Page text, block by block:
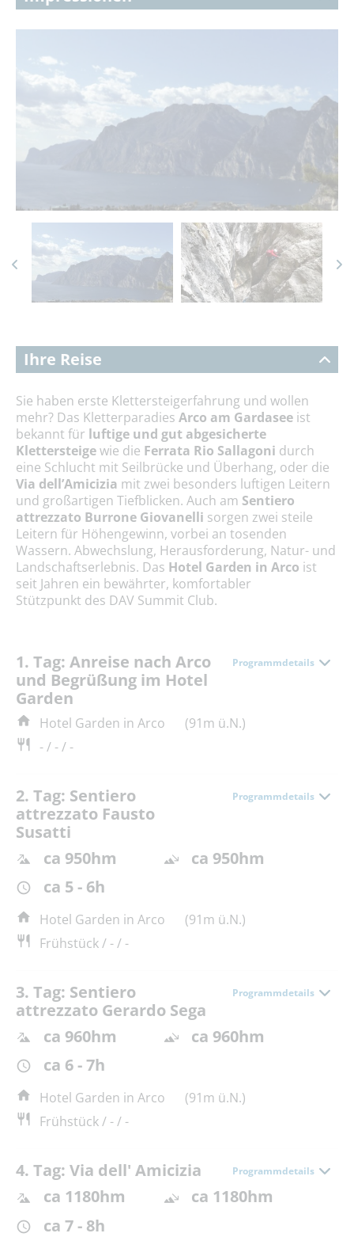
Ihre Reise
Sie haben erste Klettersteigerfahrung und wollen
mehr? Das Kletterparadies Arco am Gardasee ist
bekannt für luftige und gut abgesicherte
Klettersteigewie die Ferrata Rio Sallagoni durch
eine Schlucht mit Seilbrücke und Überhang, oder die
Via dell’Amicizia mit zwei besonders luftigen Leitern
und großartigen Tiefblicken. Auch am Sentiero
attrezzato Burrone Giovanelli sorgen zwei steile
Leitern für Höhengewinn, vorbei an tosenden
Wassern. Abwechslung, Herausforderung, Natur- und
Landschaftserlebnis. Das Hotel Garden in Arco ist
seit Jahren ein bewährter, komfortabler
Stützpunkt des DAV Summit Club.
1. Tag: Anreise nach Arco
und Begrüßung im Hotel
Garden
Programmdetails
Hotel Garden in Arco
(91m ü.N.)
- / - / -
2. Tag: Sentiero
attrezzato Fausto
Susatti
Programmdetails
ca 950hm
ca 950hm
ca 5 - 6h
Hotel Garden in Arco
(91m ü.N.)
Frühstück / - / -
3. Tag: Sentiero
attrezzato Gerardo Sega
Programmdetails
ca 960hm
ca 960hm
ca 6 - 7h
Hotel Garden in Arco
(91m ü.N.)
Frühstück / - / -
4. Tag: Via dell' Amicizia Programmdetails
ca 1180hm
ca 1180hm
ca 7 - 8h